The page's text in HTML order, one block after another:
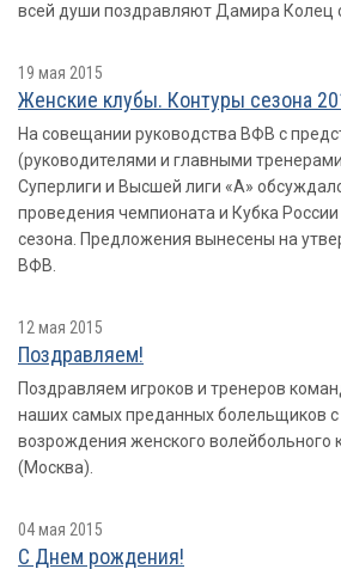
всей души поздравляют Дамира Колец
19 мая 2015
Женские клубы. Контуры сезона
На совещании руководства ВФВ с
(руководителями и главными
Суперлиги и Высшей лиги «А»
проведения чемпионата и Кубка
сезона. Предложения вынесены на
ВФВ.
12 мая 2015
Поздравляем!
Поздравляем игроков и тренеров
наших самых преданных болельщиков
возрождения женского волейбольного
(Москва).
04 мая 2015
С Днем рождения!